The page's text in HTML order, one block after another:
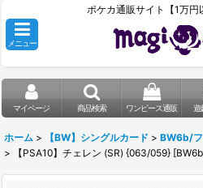
ポケカ通販サイト【1万円
メニュー
マイページ 商品検索 ワンピース通販 遊
ホーム > 【BW】シングルカード > BW6b/フ
>
【PSA10】チェレン (SR) {063/059}